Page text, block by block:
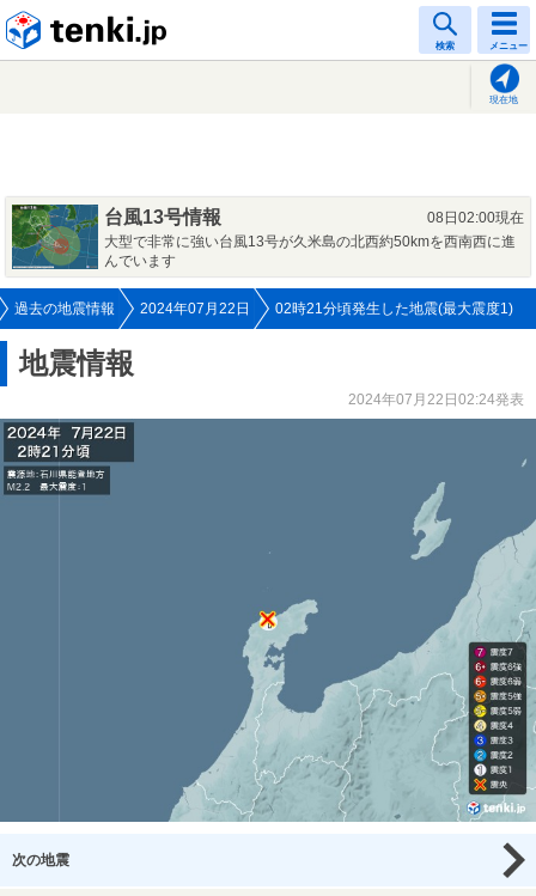
検索 メニュー
現在地
台風13号情報
08日02:00現在
大型で非常に強い台風13号が久米島の北西約50kmを西南西に進
んでいます
過去の地震情報 2024年07月22日 02時21分頃発生した地震(最大震度1)
地震情報
2024年07月22日02:24発表
次の地震